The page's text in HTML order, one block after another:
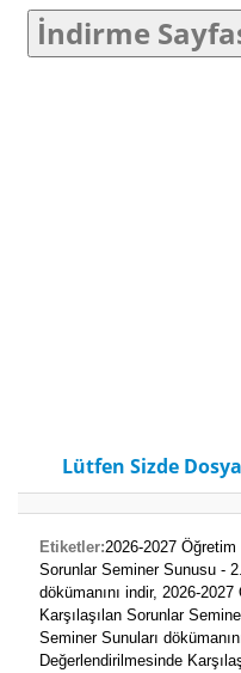
Lütfen Sizde
Etiketler:2026-2027 Öğretim
Sorunlar Seminer Sunusu -
dökümanını indir, 2026-2027
Karşılaşılan Sorunlar
Seminer Sunuları
Değerlendirilmesinde